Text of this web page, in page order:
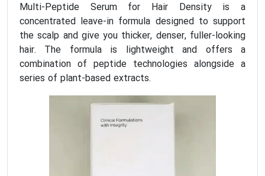
Multi-Peptide Serum for Hair Density is a
concentrated leave-in formula designed to support
the scalp and give you thicker, denser, fuller-looking
hair. The formula is lightweight and offers a
combination of peptide technologies alongside a
series of plant-based extracts.